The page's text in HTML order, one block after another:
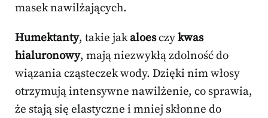
masek nawilżających.
Humektanty, takie jakaloesczykwas
hialuronowy, mają niezwykłą zdolność do
wiązania cząsteczek wody. Dzięki nim włosy
otrzymują intensywne nawilżenie, co sprawia,
że stają się elastyczne i mniej skłonne do